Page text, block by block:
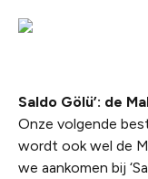
Saldo Gölü’: de
Onze volgende
wordt ook wel de
we aankomen bij